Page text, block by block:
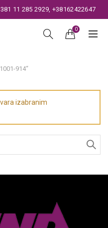
11 285 2929, +38162422647
0
914“
izabranim